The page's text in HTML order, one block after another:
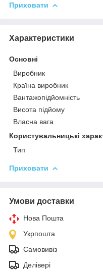
Приховати
Характеристики
Основні
Виробник
Країна виробник
Вантажопідйомність
Висота підйому
Власна вага
Користувальницькі
Тип
Приховати
Умови доставки
Нова Пошта
Укрпошта
Самовивіз
Делівері